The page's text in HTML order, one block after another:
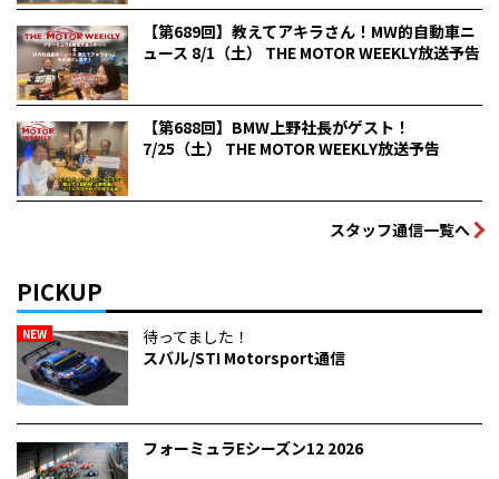
【第689回】教えてアキラさん！MW的自動車ニ
ュース 8/1（土） THE MOTOR WEEKLY放送予告
【第688回】BMW上野社長がゲスト！
7/25（土） THE MOTOR WEEKLY放送予告
スタッフ通信一覧へ
PICKUP
NEW
待ってました！
スバル/STI Motorsport通信
フォーミュラEシーズン12 2026